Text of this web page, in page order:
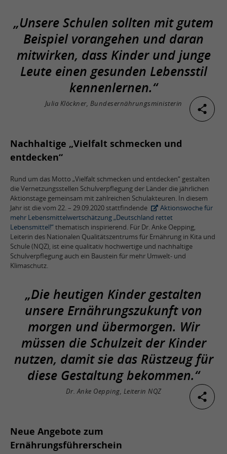
„Unsere Schulen sollten mit gutem
Beispiel vorangehen und daran
mitwirken, dass Kinder und junge
Leute einen gesunden Lebensstil
kennenlernen.“
Julia Klöckner, Bundesernährungsministerin
Nachhaltige „Vielfalt schmecken und
entdecken“
Rund um das Motto „Vielfalt schmecken und entdecken“ gestalten
die Vernetzungsstellen Schulverpflegung der Länder die jährlichen
Aktionstage gemeinsam mit zahlreichen Schulakteuren. In diesem
Jahr ist die vom 22. – 29.09.2020 stattfindende
Aktionswoche für
mehr Lebensmittelwertschätzung „Deutschland rettet
Lebensmittel!“thematisch inspirierend. Für Dr. Anke Oepping,
Leiterin des Nationalen Qualitätszentrums für Ernährung in Kita und
Schule (NQZ), ist eine qualitativ hochwertige und nachhaltige
Schulverpflegung auch ein Baustein für mehr Umwelt- und
Klimaschutz.
„Die heutigen Kinder gestalten
unsere Ernährungszukunft von
morgen und übermorgen. Wir
müssen die Schulzeit der Kinder
nutzen, damit sie das Rüstzeug für
diese Gestaltung bekommen.“
Dr. Anke Oepping, Leiterin NQZ
Neue Angebote zum
Ernährungsführerschein